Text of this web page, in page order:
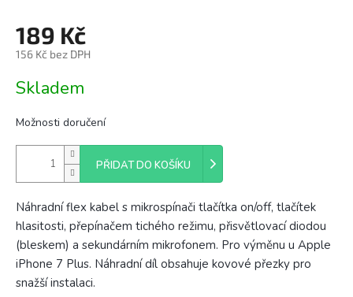
189 Kč
156 Kč bez DPH
cena:
Skladem
Možnosti doručení
PŘIDAT DO KOŠÍKU
Náhradní flex kabel s mikrospínači tlačítka on/off, tlačítek
hlasitosti, přepínačem tichého režimu, přisvětlovací diodou
(bleskem) a sekundárním mikrofonem. Pro výměnu u Apple
iPhone 7 Plus. Náhradní díl obsahuje kovové přezky pro
snažší instalaci.